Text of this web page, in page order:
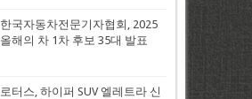
한국자동차전문기자협회, 2025
올해의 차 1차 후보 35대 발표
로터스, 하이퍼 SUV 엘레트라 신